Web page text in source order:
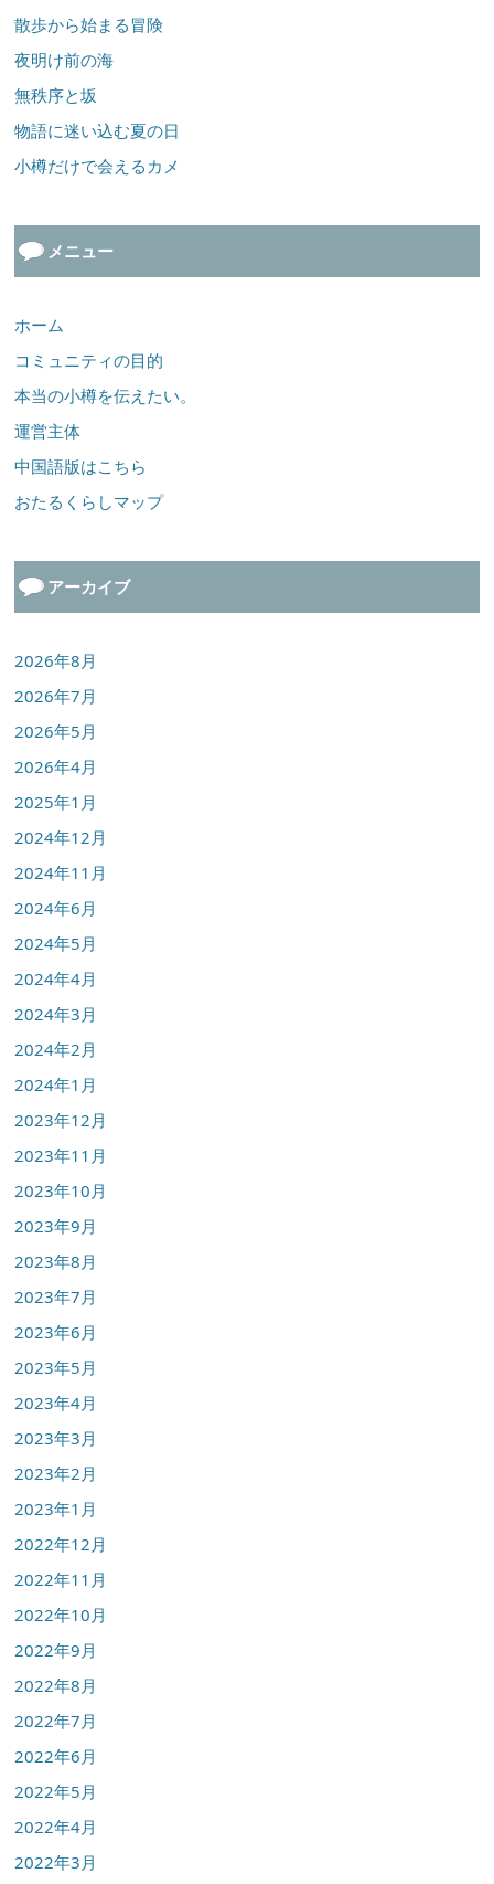
散歩から始まる冒険
夜明け前の海
無秩序と坂
物語に迷い込む夏の日
小樽だけで会えるカメ
メニュー
ホーム
コミュニティの目的
本当の小樽を伝えたい。
運営主体
中国語版はこちら
おたるくらしマップ
アーカイブ
2026年8月
2026年7月
2026年5月
2026年4月
2025年1月
2024年12月
2024年11月
2024年6月
2024年5月
2024年4月
2024年3月
2024年2月
2024年1月
2023年12月
2023年11月
2023年10月
2023年9月
2023年8月
2023年7月
2023年6月
2023年5月
2023年4月
2023年3月
2023年2月
2023年1月
2022年12月
2022年11月
2022年10月
2022年9月
2022年8月
2022年7月
2022年6月
2022年5月
2022年4月
2022年3月